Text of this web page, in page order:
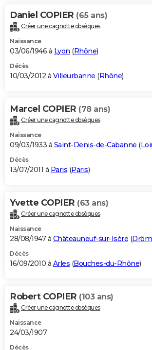
Daniel COPIER (65 ans)
Créer une cagnotte obsèques
Naissance
03/06/1946 à Lyon (Rhône)
Décès
10/03/2012 à Villeurbanne (Rhône)
Marcel COPIER (78 ans)
Créer une cagnotte obsèques
Naissance
09/03/1933 à Saint-Denis-de-Cabanne (
Décès
13/07/2011 à Paris (Paris)
Yvette COPIER (63 ans)
Créer une cagnotte obsèques
Naissance
28/08/1947 à Châteauneuf-sur-Isère (
Décès
16/09/2010 à Arles (Bouches-du-Rhône)
Robert COPIER (103 ans)
Créer une cagnotte obsèques
Naissance
24/03/1907
Décès